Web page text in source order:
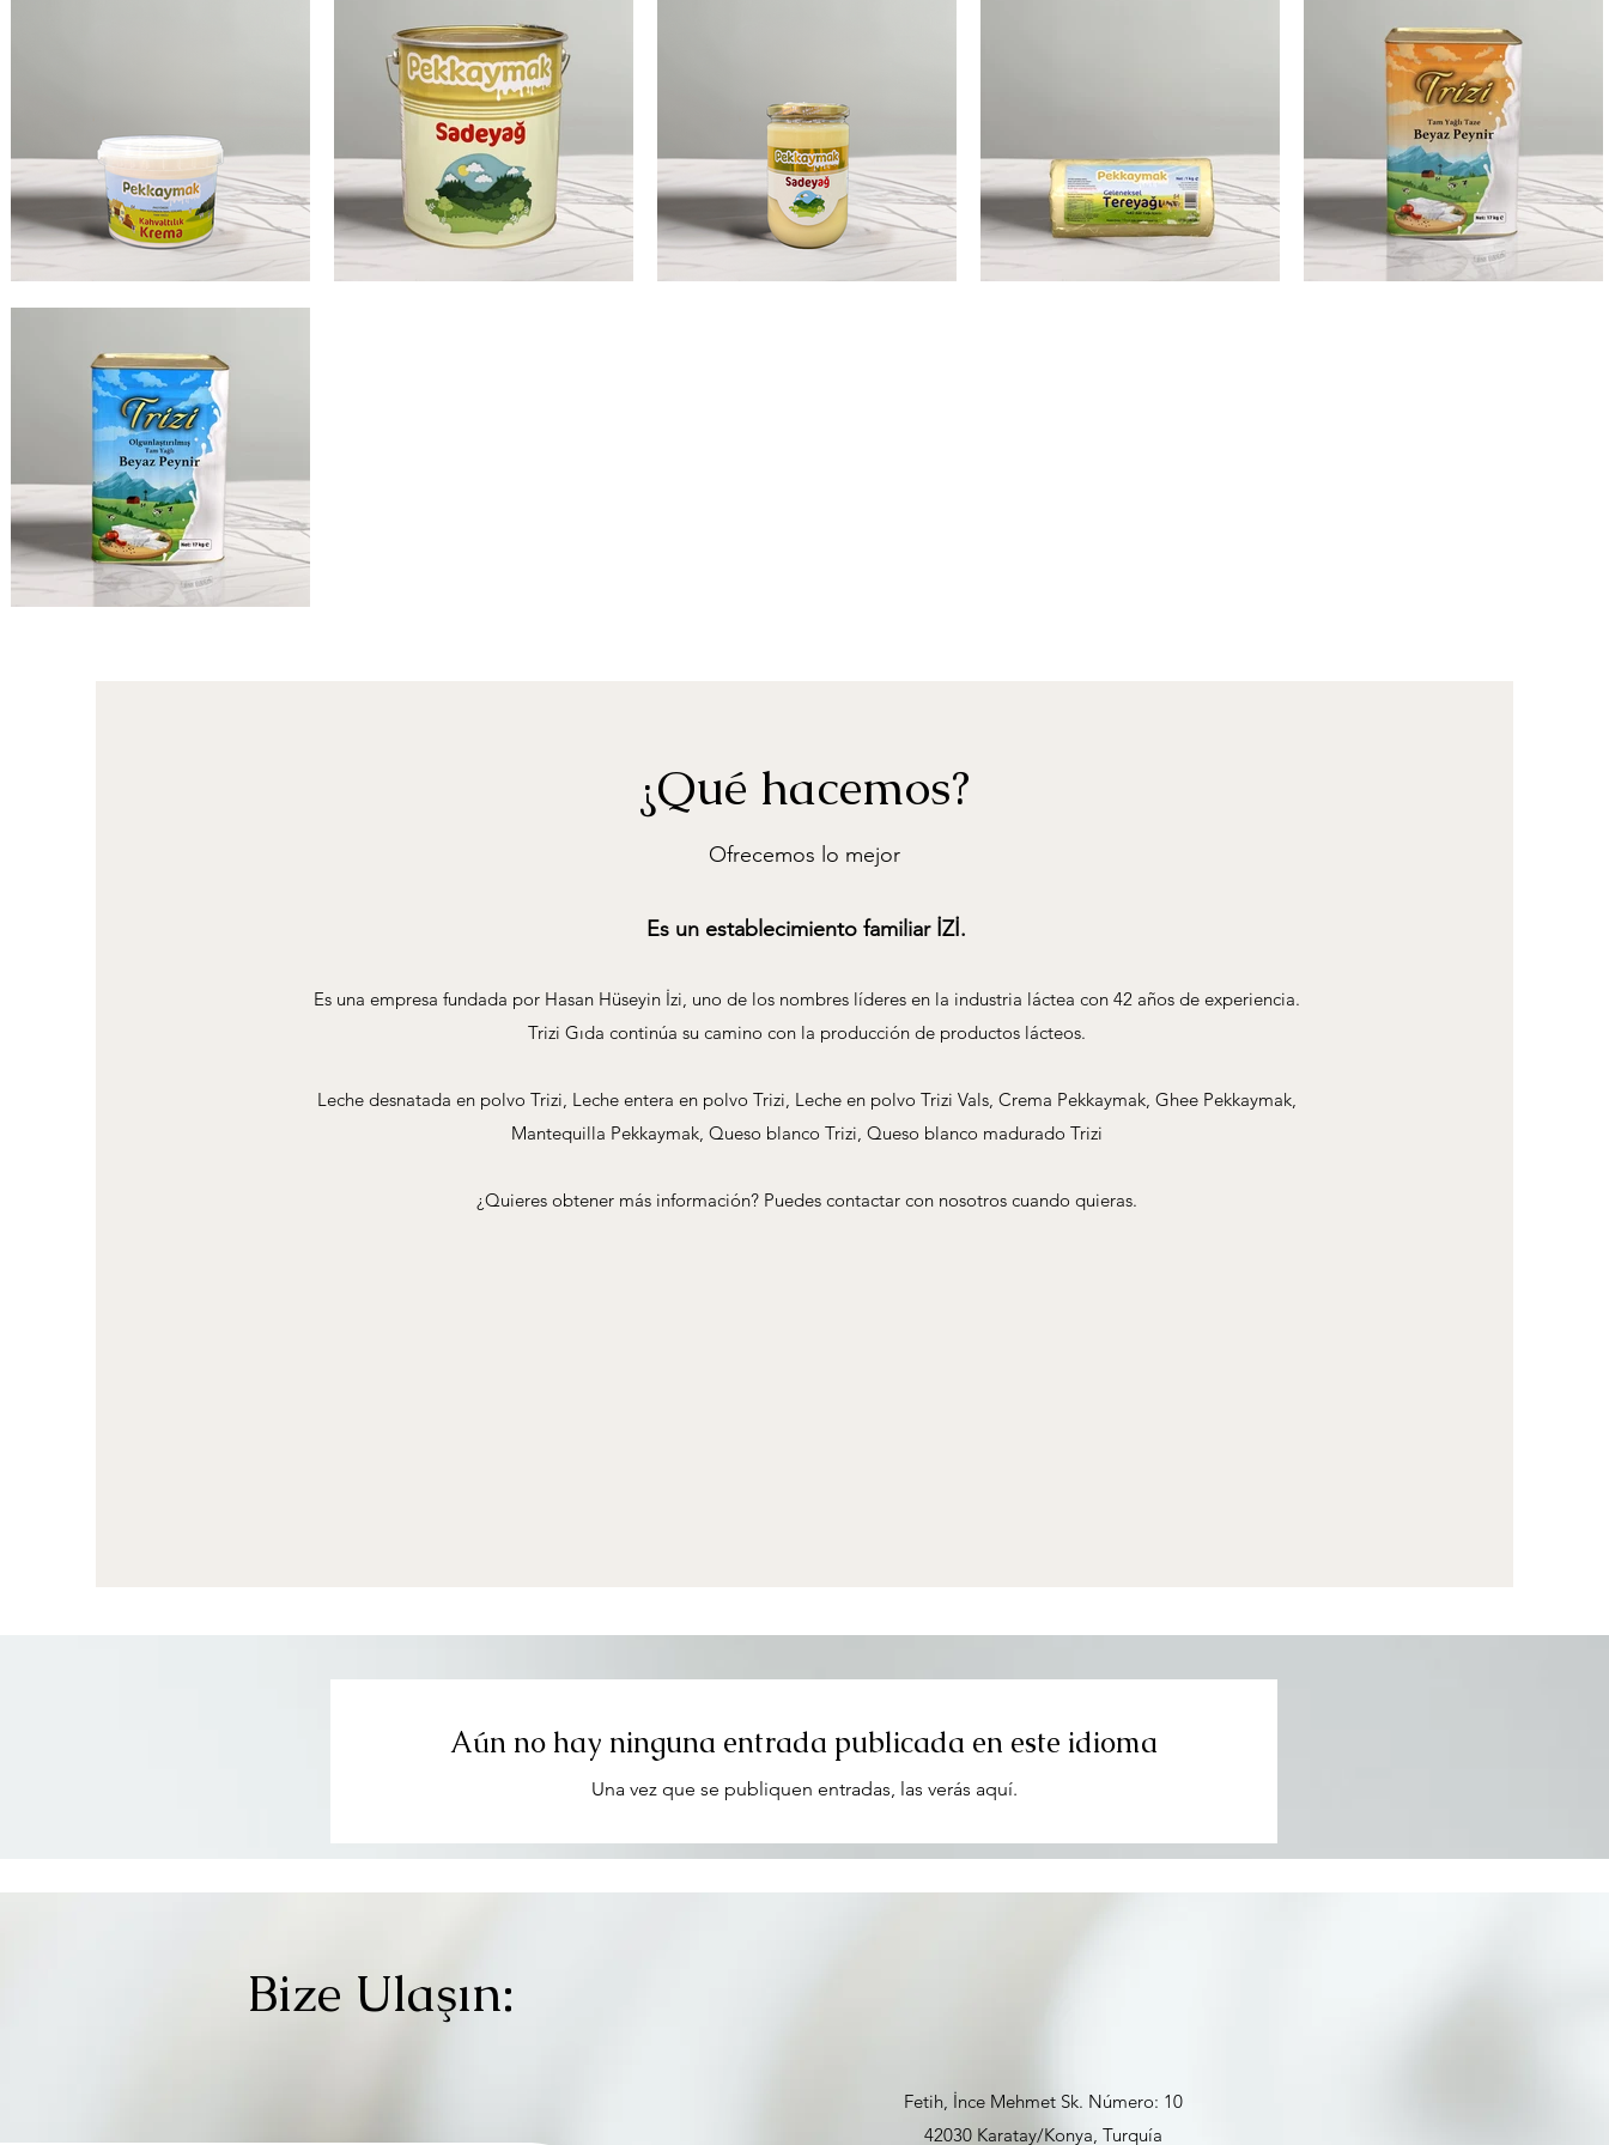
¿Qué hacemos?
Ofrecemos lo mejor
Es un establecimiento familiar İZİ.
Es una empresa fundada por Hasan Hüseyin İzi, uno de los nombres líderes en la industria láctea con 42 años de experiencia.
Trizi Gıda continúa su camino con la producción de productos lácteos.
Leche desnatada en polvo Trizi, Leche entera en polvo Trizi, Leche en polvo Trizi Vals, Crema Pekkaymak, Ghee Pekkaymak,
Mantequilla Pekkaymak, Queso blanco Trizi, Queso blanco madurado Trizi
¿Quieres obtener más información? Puedes contactar con nosotros cuando quieras.
Aún no hay ninguna entrada publicada en este idioma
Una vez que se publiquen entradas, las verás aquí.
Bize Ulaşın:
Fetih, İnce Mehmet Sk. Número: 10
42030 Karatay/Konya, Turquía